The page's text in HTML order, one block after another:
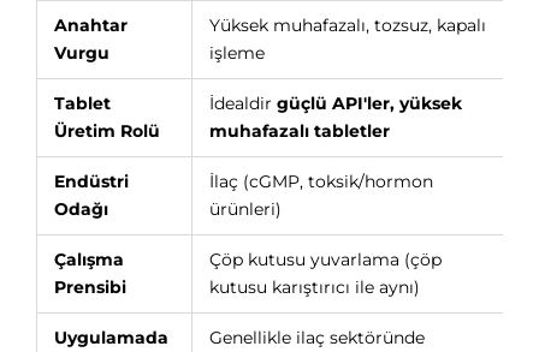
Anahtar
Vurgu
Yüksek muhafazalı, tozsuz, kapalı
işleme
Tablet
Üretim Rolü
İdealdir güçlü API'ler, yüksek
muhafazalı tabletler
Endüstri
Odağı
İlaç (cGMP, toksik/hormon
ürünleri)
Çalışma
Prensibi
Çöp kutusu yuvarlama (çöp
kutusu karıştırıcı ile aynı)
Uygulamada
Genellikle ilaç sektöründe